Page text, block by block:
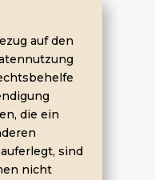
auf den
die ein
sind
nicht